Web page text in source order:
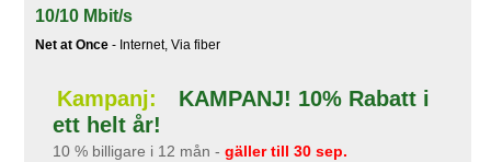
10/10 Mbit/s
Net at Once - Internet, Via fiber
Kampanj:
KAMPANJ! 10% Rabatt i
ett helt år!
10 % billigare i 12 mån - gäller till 30 sep.